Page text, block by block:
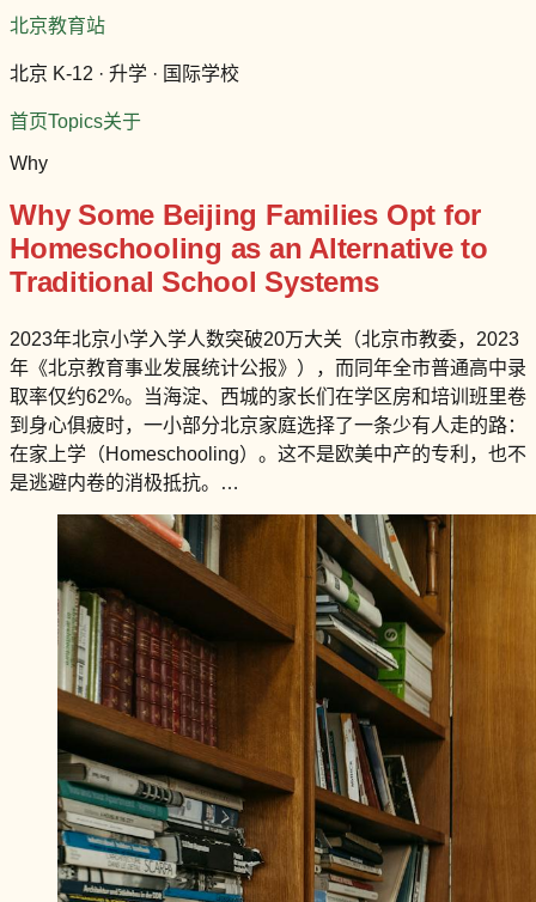
北京教育站
北京 K-12 · 升学 · 国际学校
首页Topics关于
Why
Why Some Beijing Families Opt for
Homeschooling as an Alternative to
Traditional School Systems
2023年北京小学入学人数突破20万大关（北京市教委，2023
年《北京教育事业发展统计公报》），而同年全市普通高中录
取率仅约62%。当海淀、西城的家长们在学区房和培训班里卷
到身心俱疲时，一小部分北京家庭选择了一条少有人走的路：
在家上学（Homeschooling）。这不是欧美中产的专利，也不
是逃避内卷的消极抵抗。…